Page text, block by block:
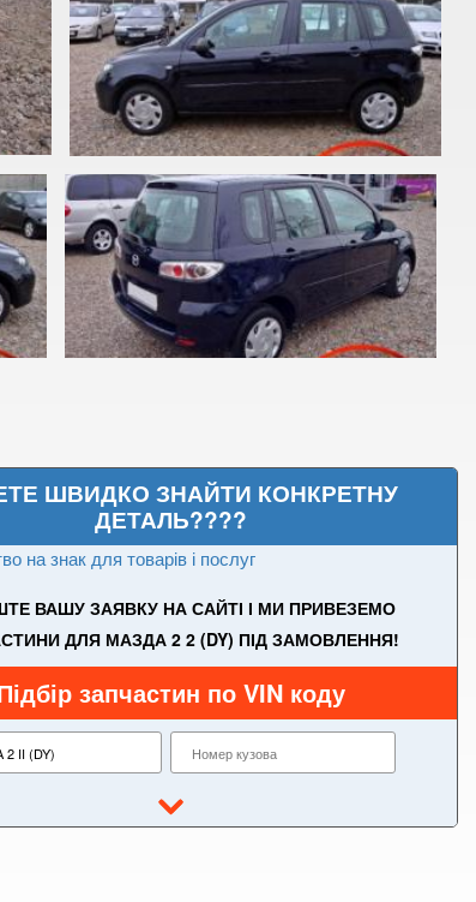
ШВИДКО ЗНАЙТИ КОНКРЕТНУ
ДЕТАЛЬ????
на знак для товарів і послуг
ВАШУ ЗАЯВКУ НА САЙТІ І МИ ПРИВЕЗЕМО
ДЛЯ МАЗДА 2 2 (DY) ПІД ЗАМОВЛЕННЯ!
запчастин по VIN коду